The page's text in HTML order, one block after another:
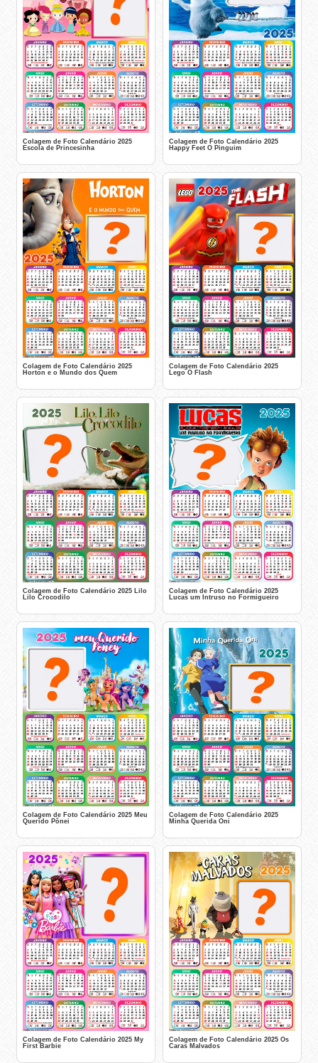
Colagem de Foto Calendário 2025
Escola de Princesinha
Colagem de Foto Calendário 2025
Happy Feet O Pinguim
Colagem de Foto Calendário 2025
Horton e o Mundo dos Quem
Colagem de Foto Calendário 2025
Lego O Flash
Colagem de Foto Calendário 2025 Lilo
Lilo Crocodilo
Colagem de Foto Calendário 2025
Lucas um Intruso no Formigueiro
Colagem de Foto Calendário 2025 Meu
Querido Pônei
Colagem de Foto Calendário 2025
Minha Querida Oni
Colagem de Foto Calendário 2025 My
First Barbie
Colagem de Foto Calendário 2025 Os
Caras Malvados